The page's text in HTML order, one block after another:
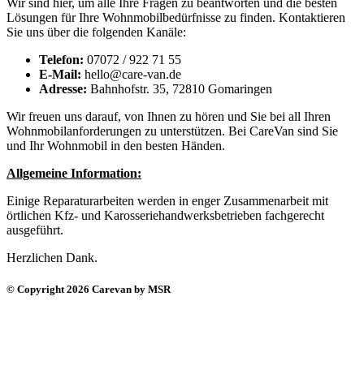
Lösungen für Ihre Wohnmobilbedürfnisse zu finden. Kontaktieren
Sie uns über die folgenden Kanäle:
Telefon: 07072 / 922 71 55
E-Mail: hello@care-van.de
Adresse: Bahnhofstr. 35, 72810 Gomaringen
Wir freuen uns darauf, von Ihnen zu hören und Sie bei all Ihren
Wohnmobilanforderungen zu unterstützen. Bei CareVan sind Sie
und Ihr Wohnmobil in den besten Händen.
Allgemeine Information:
Einige Reparaturarbeiten werden in enger Zusammenarbeit mit
örtlichen Kfz- und Karosseriehandwerksbetrieben fachgerecht
ausgeführt.
Herzlichen Dank.
© Copyright 2026 Carevan by MSR